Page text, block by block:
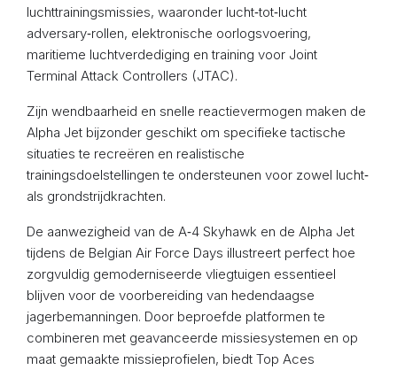
luchttrainingsmissies, waaronder lucht‑tot‑lucht
adversary‑rollen, elektronische oorlogsvoering,
maritieme luchtverdediging en training voor Joint
Terminal Attack Controllers (JTAC).
Zijn wendbaarheid en snelle reactievermogen maken de
Alpha Jet bijzonder geschikt om specifieke tactische
situaties te recreëren en realistische
trainingsdoelstellingen te ondersteunen voor zowel lucht‑
als grondstrijdkrachten.
De aanwezigheid van de A‑4 Skyhawk en de Alpha Jet
tijdens de Belgian Air Force Days illustreert perfect hoe
zorgvuldig gemoderniseerde vliegtuigen essentieel
blijven voor de voorbereiding van hedendaagse
jagerbemanningen. Door beproefde platformen te
combineren met geavanceerde missiesystemen en op
maat gemaakte missieprofielen, biedt Top Aces